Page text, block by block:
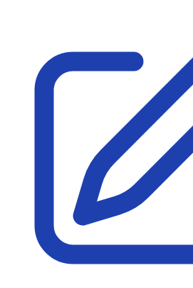
Всеукраїнська Рада
організацій УТОГ
Всеукраїнська
Всеукраїнська Рада
Всеукраїнська
Всеукраїнська
Молодіжні лідери УТОГ
Ветерани УТОГ
Мережа УТОГ
Підприємства УТОГ
Рекорди УТОГ
Видання УТОГ
Звіти
Контакти